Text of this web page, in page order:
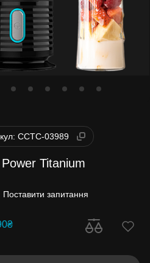
CCTC-03989
Titanium
Поставити запитання